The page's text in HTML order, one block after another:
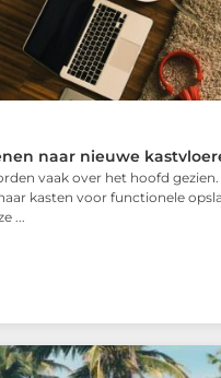
naar nieuwe
vaak over het hoofd
kasten voor functionele
...